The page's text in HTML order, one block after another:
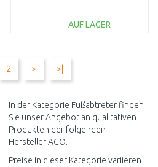
AUF LAGER
2 > >|
In der Kategorie Fußabtreter finden
Sie unser Angebot an qualitativen
Produkten der folgenden
Hersteller:ACO.
Preise in dieser Kategorie variieren